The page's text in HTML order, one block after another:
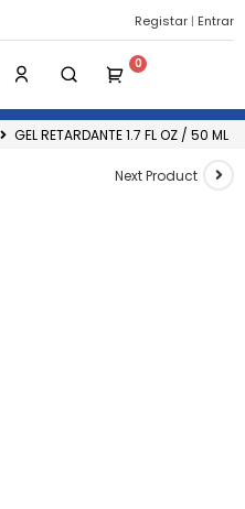
Registar | Entrar
GEL RETARDANTE 1.7 FL OZ / 50 ML
Next Product